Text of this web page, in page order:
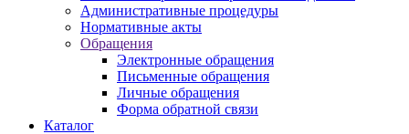
Административные процедуры
Нормативные акты
Обращения
Электронные обращения
Письменные обращения
Личные обращения
Форма обратной связи
Каталог